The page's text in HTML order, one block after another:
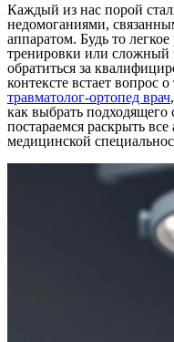
Каждый из нас порой
недомоганиями,
аппаратом. Будь то
тренировки или сложный
обратиться за
контексте встает вопрос
травматолог-ортопед врач
как выбрать подходящего
постараемся раскрыть
медицинской